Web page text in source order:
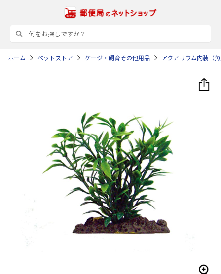
ホーム ペットストア ケージ・飼育その他用品 アクアリウム内装（